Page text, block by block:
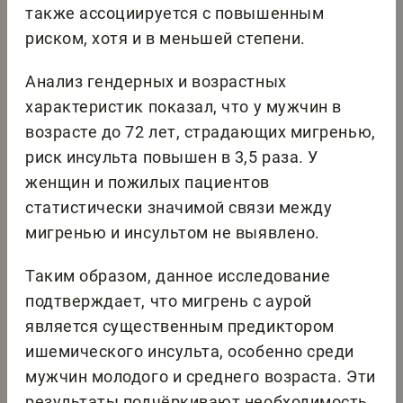
также ассоциируется с повышенным
риском, хотя и в меньшей степени.
Анализ гендерных и возрастных
характеристик показал, что у мужчин в
возрасте до 72 лет, страдающих мигренью,
риск инсульта повышен в 3,5 раза. У
женщин и пожилых пациентов
статистически значимой связи между
мигренью и инсультом не выявлено.
Таким образом, данное исследование
подтверждает, что мигрень с аурой
является существенным предиктором
ишемического инсульта, особенно среди
мужчин молодого и среднего возраста. Эти